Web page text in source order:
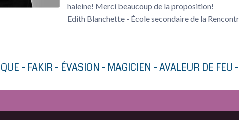
haleine! Merci beaucoup de la proposition!
Edith Blanchette - École secondaire de la
- FAKIR - ÉVASION - MAGICIEN - AVALEUR DE FEU